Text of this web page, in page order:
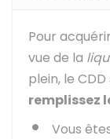
Pour
vue de la
plein, le
remplissez
Vous